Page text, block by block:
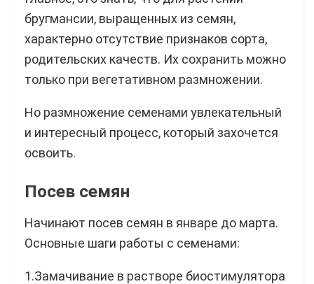
бругмансии, выращенных из семян,
характерно отсутствие признаков сорта,
родительских качеств. Их сохранить можно
только при вегетативном размножении.
Но размножение семенами увлекательный
и интересный процесс, который захочется
освоить.
Посев семян
Начинают посев семян в январе до марта.
Основные шаги работы с семенами:
1.Замачивание в растворе биостимулятора